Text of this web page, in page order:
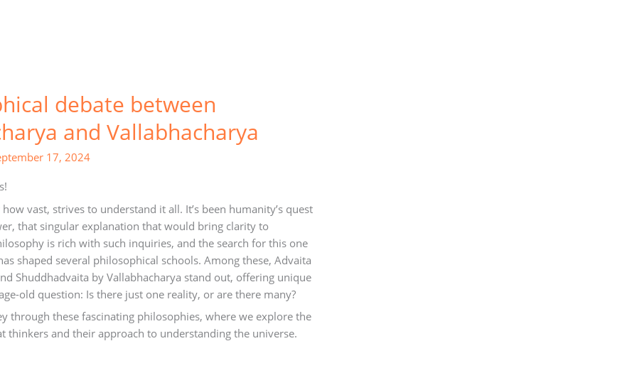
debate between
and Vallabhacharya
17, 2024
vast, strives to understand it all. It’s been humanity’s quest
that singular explanation that would bring clarity to
is rich with such inquiries, and the search for this one
shaped several philosophical schools. Among these, Advaita
Shuddhadvaita by Vallabhacharya stand out, offering unique
old question: Is there just one reality, or are there many?
through these fascinating philosophies, where we explore the
thinkers and their approach to understanding the universe.